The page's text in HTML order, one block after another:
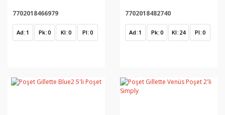
7702018466979
Ad 1 Pk 0 Kl 0 Pl 0
7702018482740
Ad 1 Pk 0 Kl 24 Pl 0